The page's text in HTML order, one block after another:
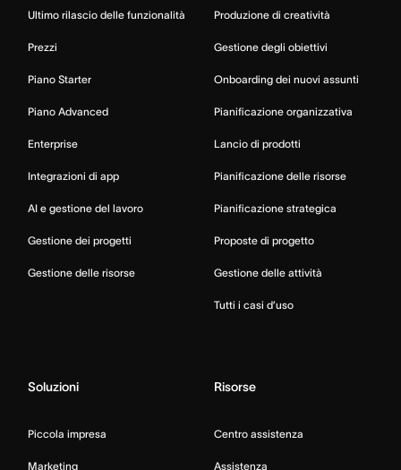
Ultimo rilascio delle funzionalità
Prezzi
Piano Starter
Piano Advanced
Enterprise
Integrazioni di app
AI e gestione del lavoro
Gestione dei progetti
Gestione delle risorse
Produzione di creatività
Gestione degli obiettivi
Onboarding dei nuovi assunti
Pianificazione organizzativa
Lancio di prodotti
Pianificazione delle risorse
Pianificazione strategica
Proposte di progetto
Gestione delle attività
Tutti i casi d’uso
Soluzioni
Piccola impresa
Marketing
Risorse
Centro assistenza
Assistenza